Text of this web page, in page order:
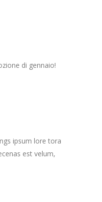
di gennaio!
ipsum lore tora
est velum,